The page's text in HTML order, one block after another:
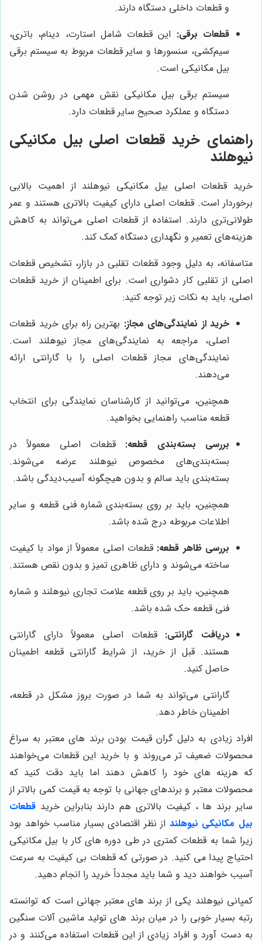
و قطعات داخلی دستگاه دارند.
قطعات برقی: این قطعات شامل استارت، دینام، باتری،
سیم‌کشی، سنسورها و سایر قطعات مربوط به سیستم برقی
بیل مکانیکی است.
سیستم برقی بیل مکانیکی نقش مهمی در روشن شدن
دستگاه و عملکرد صحیح سایر قطعات دارد.
راهنمای خرید قطعات اصلی بیل مکانیکی
نیوهلند
خرید قطعات اصلی بیل مکانیکی نیوهلند از اهمیت بالایی
برخوردار است. قطعات اصلی دارای کیفیت بالاتری هستند و عمر
طولانی‌تری دارند. استفاده از قطعات اصلی می‌تواند به کاهش
هزینه‌های تعمیر و نگهداری دستگاه کمک کند.
متاسفانه، به دلیل وجود قطعات تقلبی در بازار، تشخیص قطعات
اصلی از تقلبی کار دشواری است. برای اطمینان از خرید قطعات
اصلی، باید به نکات زیر توجه کنید:
خرید از نمایندگی‌های مجاز: بهترین راه برای خرید قطعات
اصلی، مراجعه به نمایندگی‌های مجاز نیوهلند است.
نمایندگی‌های مجاز قطعات اصلی را با گارانتی ارائه
می‌دهند.
همچنین، می‌توانید از کارشناسان نمایندگی برای انتخاب
قطعه مناسب راهنمایی بخواهید.
بررسی بسته‌بندی قطعه: قطعات اصلی معمولاً در
بسته‌بندی‌های مخصوص نیوهلند عرضه می‌شوند.
بسته‌بندی باید سالم و بدون هیچگونه آسیب‌دیدگی باشد.
همچنین، باید بر روی بسته‌بندی شماره فنی قطعه و سایر
اطلاعات مربوطه درج شده باشد.
بررسی ظاهر قطعه: قطعات اصلی معمولاً از مواد با کیفیت
ساخته می‌شوند و دارای ظاهری تمیز و بدون نقص هستند.
همچنین، باید بر روی قطعه علامت تجاری نیوهلند و شماره
فنی قطعه حک شده باشد.
دریافت گارانتی: قطعات اصلی معمولاً دارای گارانتی
هستند. قبل از خرید، از شرایط گارانتی قطعه اطمینان
حاصل کنید.
گارانتی می‌تواند به شما در صورت بروز مشکل در قطعه،
اطمینان خاطر دهد.
افراد زیادی به دلیل گران‌ قیمت بودن برند های معتبر به سراغ
محصولات ضعیف‌ تر می‌روند و با خرید این قطعات می‌خواهند
که هزینه‌ های خود را کاهش دهند اما باید دقت کنید که
محصولات معتبر و برندهای جهانی با توجه به قیمت کمی بالاتر از
سایر برند ها ، کیفیت بالاتری هم دارند بنابراین خرید قطعات
بیل مکانیکی نیوهلند از نظر اقتصادی بسیار مناسب خواهد بود
زیرا شما به قطعات کمتری در طی دوره های کار با بیل مکانیکی
احتیاج پیدا می کنید. در صورتی که قطعات بی کیفیت به سرعت
آسیب خواهند دید و شما باید مجدداً خرید را انجام دهید.
کمپانی نیوهلند یکی از برند های معتبر جهانی است که توانسته
رتبه بسیار خوبی را در میان برند های تولید ماشین آلات سنگین
به دست آورد و افراد زیادی از این قطعات استفاده می‌کنند و در